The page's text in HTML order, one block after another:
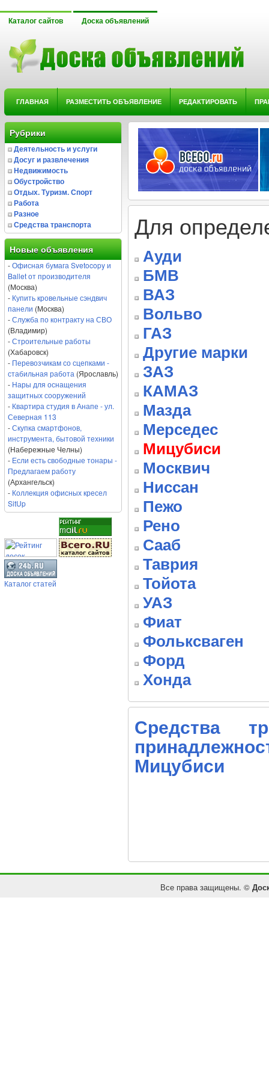
Каталог сайтов Доска объявлений
ГЛАВНАЯ РАЗМЕСТИТЬ ОБЪЯВЛЕНИЕ РЕДАКТИРОВАТЬ
Рубрики
Деятельность и услуги
Досуг и развлечения
Недвижимость
Обустройство
Отдых. Туризм. Спорт
Работа
Разное
Средства транспорта
Новые объявления
-Офисная бумага Svetocopy и
Ballet от производителя
(Москва)
- Купить кровельные сэндвич
панели (Москва)
-Служба по контракту на СВО
(Владимир)
-Строительные работы
(Хабаровск)
- Перевозчикам со сцепками -
стабильная работа (Ярославль)
- Нары для оснащения
защитных сооружений
- Квартира студия в Анапе - ул.
Северная 113
-Скупка смартфонов,
инструмента, бытовой техники
(Набережные Челны)
- Если есть свободные тонары -
Предлагаем работу
(Архангельск)
- Коллекция офисных кресел
SitUp
Каталог статей
Для
Ауди
БМВ
ВАЗ
Вольво
ГАЗ
Другие марки
ЗАЗ
КАМАЗ
Мазда
Мерседес
Мицубиси
Москвич
Ниссан
Пежо
Рено
Сааб
Таврия
Тойота
УАЗ
Фиат
Фольксваген
Форд
Хонда
Средства
Мицубиси
Все права защищены. ©